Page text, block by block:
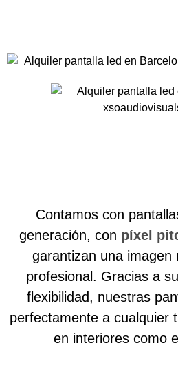
Contamos con
generación, con píxel
garantizan una imagen
profesional. Gracias a
flexibilidad, nuestras
perfectamente a cualquier
en interiores como